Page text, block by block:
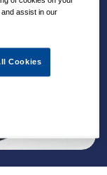
assist in our
Cookies